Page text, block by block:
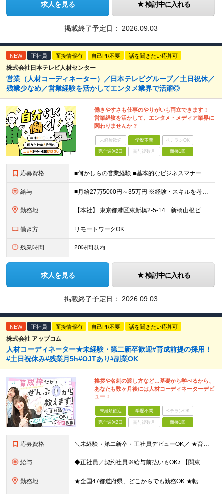
求人を見る 検討中に入れる
掲載終了予定日： 2026.09.03
NEW 正社員 面接情報有 自己PR不要 話を聞きたい応募可
株式会社日本テレビ人材センター
営業（人材コーディネーター）／日本テレビグループ／土日祝休／
残業少なめ／営業経験を活かしてエンタメ業界で活躍◎
働きやすさも仕事のやりがいも両立できます！
営業経験を活かして、エンタメ・メディア業界に
関わりませんか？
未経験歓迎 学歴不問 ベテランOK
完全週休2日 賞与複数月 面接1回
応募資格 ■何かしらの営業経験 ■基本的なビジネスマナー・PCスキルをお持ちの方 ■学歴不問 【歓迎条件】 エンタメ・メディア領域で、人と人の間に立ち、物事を円滑に進めてきたご経験をお持ちの方は大歓迎です。
給与 ■月給27万5000円～35万円 ※経験・スキルを考慮し決定します。 ※上記金額には、固定残業代（月40時間／6万4625円～8万2175円）を含みます。 ※超過分は別途支給します。 【試用期間】
勤務地 【本社】 東京都港区東新橋2-5-14 新橋山根ビル7階
働き方 リモートワークOK
残業時間 20時間以内
求人を見る 検討中に入れる
掲載終了予定日： 2026.09.03
NEW 正社員 面接情報有 自己PR不要 話を聞きたい応募可
株式会社 アップコム
人材コーディネーター★未経験・第二新卒歓迎#育成前提の採用！
#土日祝休み#残業月5h#OJTあり#副業OK
挨拶や名刺の渡し方など…基礎から学べるから、
あなたも数ヶ月後には人材コーディネーターデビ
ュー！
未経験歓迎 学歴不問 ベテランOK
完全週休2日 賞与複数月 面接1回
応募資格 ＼未経験・第二新卒・正社員デビューOK／ ★育成前提の採用を実施中！ ■経歴・ブランク不問 ■学歴不問 ≪≪特別なスキルや経験は必要なし！≫≫ 当社では人柄重視の採用を実施しています。 働く先輩社員
給与 ◆正社員／契約社員※給与前払いもOK♪ 【関東（一都三県）】 月給25万円～ ※固定残業代（月20時間分／月3万2383円）を含む。超過分は別途支給。 ※試用期間中の給与は月給23万円～ 【関東（北
勤務地 ★全国47都道府県、どこからでも勤務OK ★転勤なし！腰を据えて活躍◎ ★マイカー通勤OK（拠点による） ★業務に慣れたら、ゆくゆくはリモート併用やフルリモートも可能 全国のお客様先にて勤務していた